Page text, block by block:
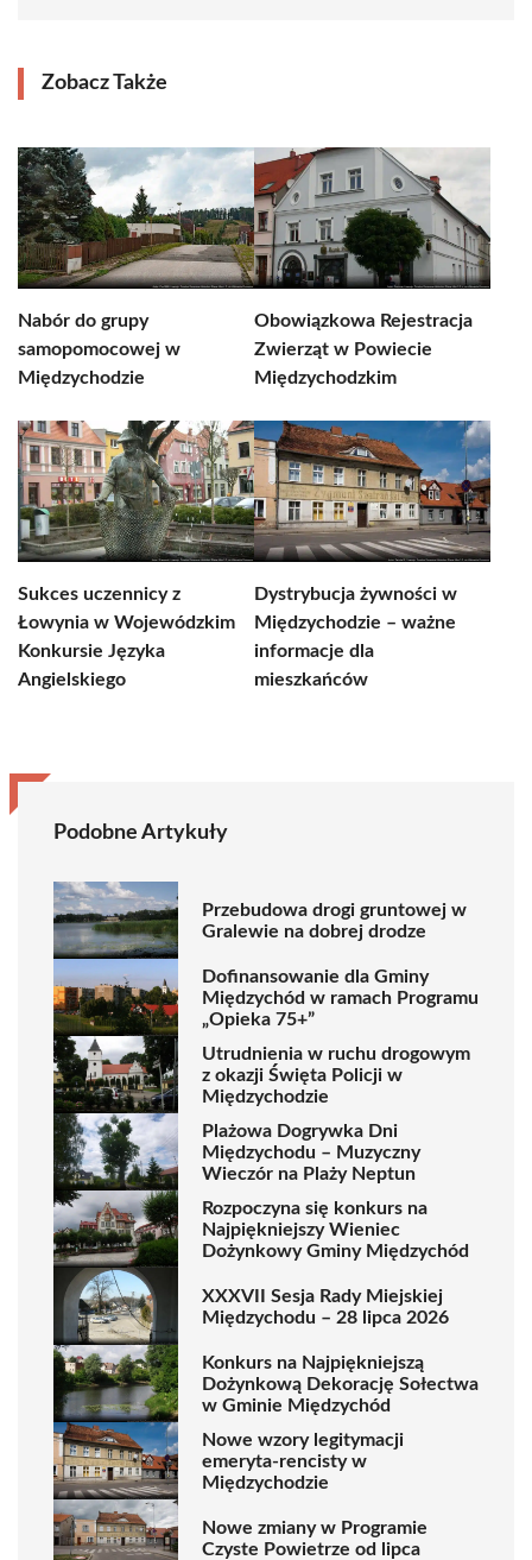
Zobacz Także
Nabór do grupy
samopomocowej w
Międzychodzie
Obowiązkowa Rejestracja
Zwierząt w Powiecie
Międzychodzkim
Sukces uczennicy z
Łowynia w Wojewódzkim
Konkursie Języka
Angielskiego
Dystrybucja żywności w
Międzychodzie – ważne
informacje dla
mieszkańców
Podobne Artykuły
Przebudowa drogi gruntowej w
Gralewie na dobrej drodze
Dofinansowanie dla Gminy
Międzychód w ramach Programu
„Opieka 75+”
Utrudnienia w ruchu drogowym
z okazji Święta Policji w
Międzychodzie
Plażowa Dogrywka Dni
Międzychodu – Muzyczny
Wieczór na Plaży Neptun
Rozpoczyna się konkurs na
Najpiękniejszy Wieniec
Dożynkowy Gminy Międzychód
XXXVII Sesja Rady Miejskiej
Międzychodu – 28 lipca 2026
Konkurs na Najpiękniejszą
Dożynkową Dekorację Sołectwa
w Gminie Międzychód
Nowe wzory legitymacji
emeryta-rencisty w
Międzychodzie
Nowe zmiany w Programie
Czyste Powietrze od lipca